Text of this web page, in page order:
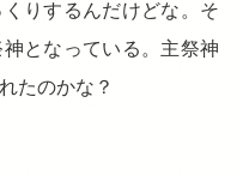
りするんだけどな。そ
となっている。主祭神
たのかな？